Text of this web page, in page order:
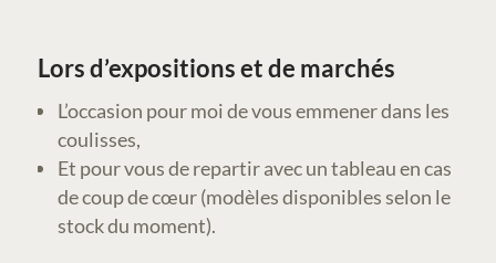
Lors d’expositions et de marchés
L’occasion pour moi de vous emmener dans les
coulisses,
Et pour vous de repartir avec un tableau en cas
de coup de cœur (modèles disponibles selon le
stock du moment).